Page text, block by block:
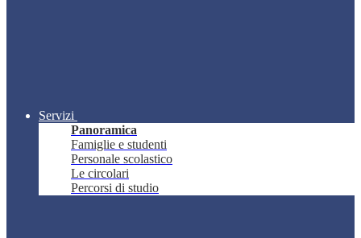
Servizi
Panoramica
Famiglie e studenti
Personale scolastico
Le circolari
Percorsi di studio